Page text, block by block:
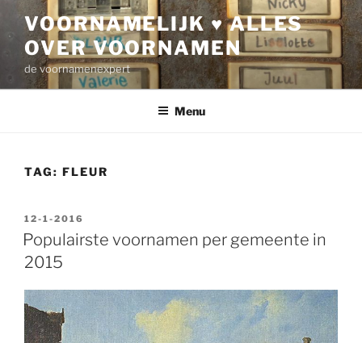
inhoud
VOORNAMELIJK ♥ ALLES
OVER VOORNAMEN
de voornamenexpert
Menu
TAG: FLEUR
GEPLAATST
OP
12-1-2016
Populairste voornamen per gemeente in
2015